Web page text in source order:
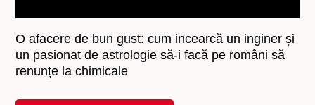
O afacere de bun gust: cum incearcă un inginer și
un pasionat de astrologie să-i facă pe români să
renunțe la chimicale